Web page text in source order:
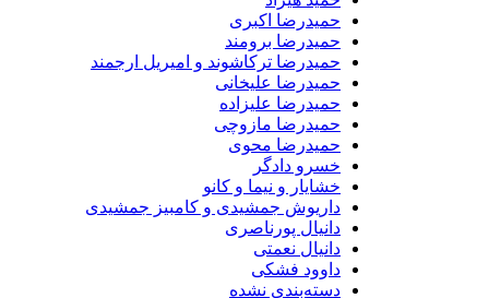
حمیدرضا اکبری
حمیدرضا برومند
حمیدرضا ترکاشوند و امیریل ارجمند
حمیدرضا علیخانی
حمیدرضا علیزاده
حمیدرضا مازوچی
حمیدرضا محوی
خسرو دادگر
خشایار و نیما و کانو
داریوش جمشیدی و کامبیز جمشیدی
دانیال پورناصری
دانیال نعمتی
داوود فشکی
دسته‌بندی نشده